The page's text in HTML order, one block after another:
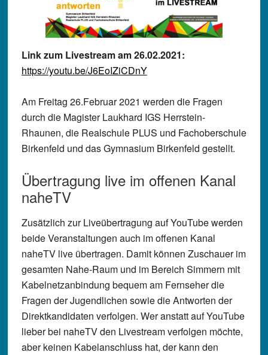
Link zum Livestream am 26.02.2021:
https://youtu.be/J6EoIZiCDnY
Am Freitag 26.Februar 2021 werden die Fragen
durch die Magister Laukhard IGS Herrstein-
Rhaunen, die Realschule PLUS und Fachoberschule
Birkenfeld und das Gymnasium Birkenfeld gestellt.
Übertragung live im offenen Kanal
naheTV
Zusätzlich zur Liveübertragung auf YouTube werden
beide Veranstaltungen auch im offenen Kanal
naheTV live übertragen. Damit können Zuschauer im
gesamten Nahe-Raum und im Bereich Simmern mit
Kabelnetzanbindung bequem am Fernseher die
Fragen der Jugendlichen sowie die Antworten der
Direktkandidaten verfolgen. Wer anstatt auf YouTube
lieber bei naheTV den Livestream verfolgen möchte,
aber keinen Kabelanschluss hat, der kann den